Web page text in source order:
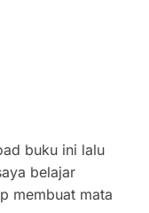
buku ini lalu
belajar
membuat mata